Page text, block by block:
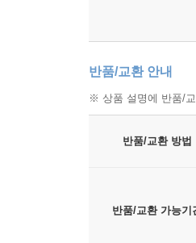
반품/교환 안내
※ 상품 설명에 반품/
반품/교환 방법
반품/교환 가능기